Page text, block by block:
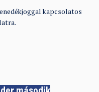
kapcsolatos